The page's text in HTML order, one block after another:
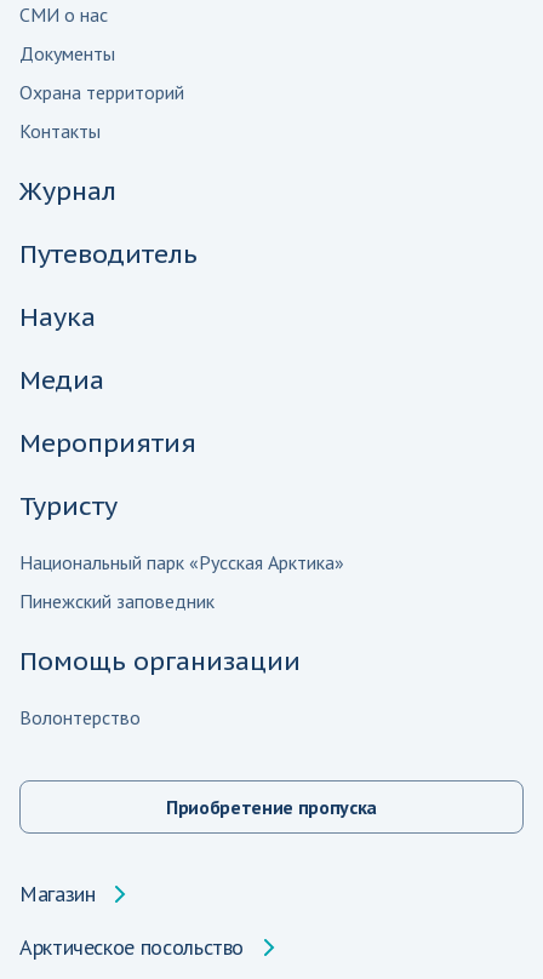
СМИ о нас
Документы
Охрана территорий
Контакты
Журнал
Путеводитель
Наука
Медиа
Мероприятия
Туристу
Национальный парк «Русская Арктика»
Пинежский заповедник
Помощь организации
Волонтерство
Приобретение пропуска
Магазин
Арктическое посольство